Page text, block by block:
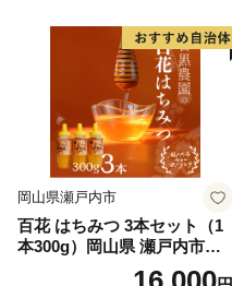
岡山県瀬戸内市
百花 はちみつ 3本セット（1
本300g）岡山県 瀬戸内市産
石黒農園 ヨーグルト パン 砂